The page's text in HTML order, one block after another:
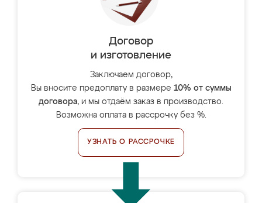
Договор
и изготовление
Заключаем договор,
Вы вносите предоплату в размере 10% от суммы
договора, и мы отдаём заказ в производство.
Возможна оплата в рассрочку без %.
УЗНАТЬ О РАССРОЧКЕ